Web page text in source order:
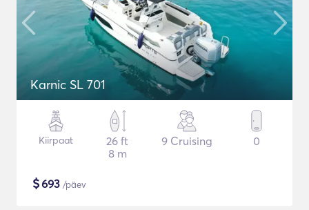
Karnic SL 701
Kiirpaat
26 ft
8 m
9 Cruising 0
$693 /päev